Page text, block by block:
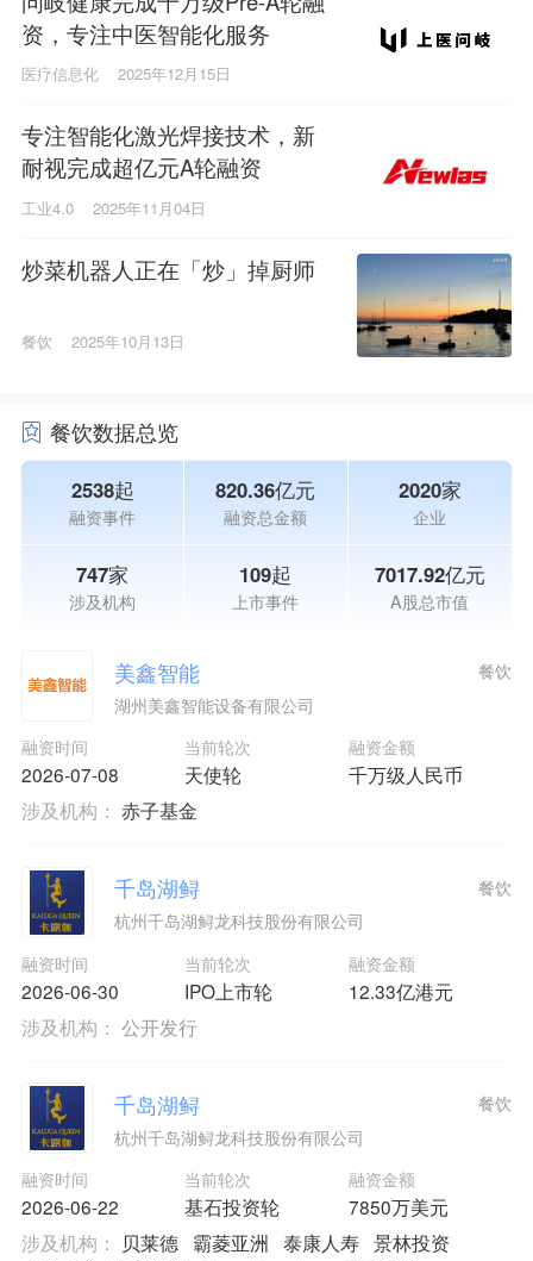
资，专注中医智能化服务
医疗信息化 2025年12月15日
专注智能化激光焊接技术，新
耐视完成超亿元A轮融资
工业4.0 2025年11月04日
炒菜机器人正在「炒」掉厨师
餐饮 2025年10月13日
餐饮数据总览
2538起
融资事件
820.36亿元
融资总金额
2020家
企业
747家
涉及机构
109起
上市事件
7017.92亿元
A股总市值
美鑫智能
湖州美鑫智能设备有限公司
融资时间
2026-07-08
当前轮次
天使轮
融资金额
千万级人民币
餐饮
涉及机构： 赤子基金
千岛湖鲟
杭州千岛湖鲟龙科技股份有限公司
融资时间
2026-06-30
当前轮次
IPO上市轮
融资金额
12.33亿港元
餐饮
涉及机构： 公开发行
千岛湖鲟
杭州千岛湖鲟龙科技股份有限公司
融资时间
2026-06-22
当前轮次
基石投资轮
融资金额
7850万美元
餐饮
涉及机构： 贝莱德 霸菱亚洲 泰康人寿 景林投资